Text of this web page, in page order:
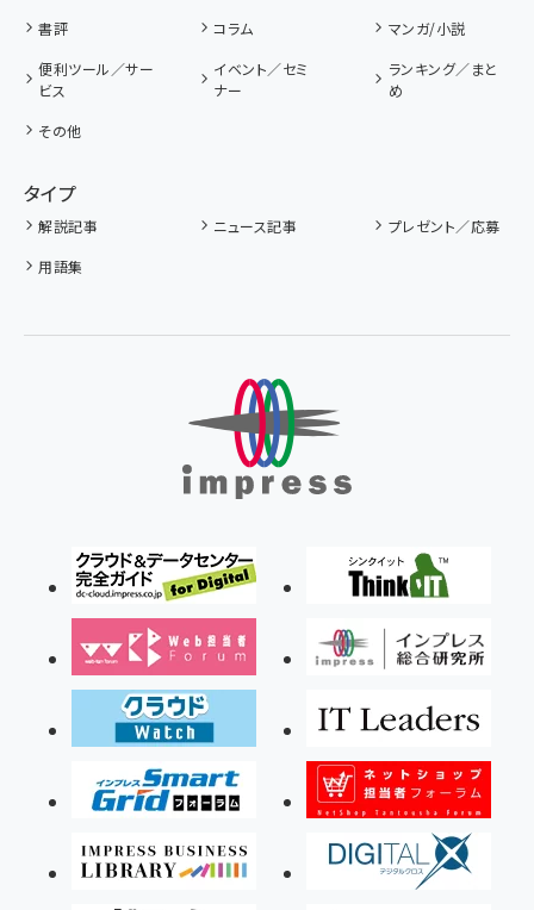
書評 コラム
マンガ/小説
便利ツール／サー
ビス
イベント／セミ
ナー
ランキング／まと
め
その他
タイプ
解説記事 ニュース記事
プレゼント／応募
用語集